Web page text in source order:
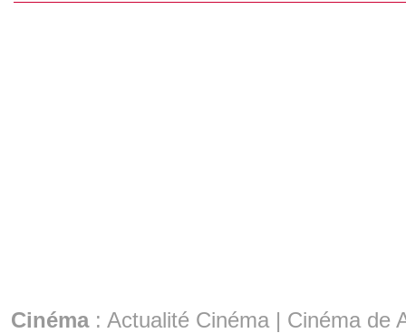
Cinéma: Actualité Cinéma | Cinéma de